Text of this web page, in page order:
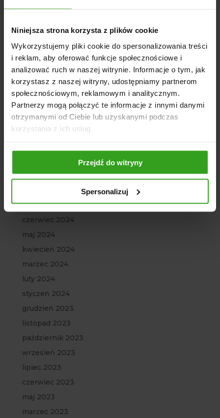
Niniejsza strona korzysta z plików cookie
Wykorzystujemy pliki cookie do spersonalizowania treści
i reklam, aby oferować funkcje społecznościowe i
analizować ruch w naszej witrynie. Informacje o tym, jak
korzystasz z naszej witryny, udostępniamy partnerom
społecznościowym, reklamowym i analitycznym.
Partnerzy mogą połączyć te informacje z innymi danymi
otrzymanymi od Ciebie lub uzyskanymi podczas
korzystania z ich usług.
Przejdź do witryny
Spersonalizuj
sierpień 2025
lipiec 2025
czerwiec 2025
maj 2025
kwiecień 2025
marzec 2025
luty 2025
styczeń 2025
październik 2024
wrzesień 2024
lipiec 2024
czerwiec 2024
maj 2024
kwiecień 2024
marzec 2024
luty 2024
styczeń 2024
grudzień 2023
listopad 2023
październik 2023
wrzesień 2023
lipiec 2023
czerwiec 2023
maj 2023
marzec 2023